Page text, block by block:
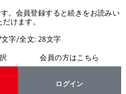
。会員登録すると続きをお読みい
だけます。
字/全文: 28文字
会員の方はこちら
ログイン